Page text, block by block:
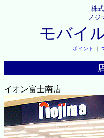
株
ノジ
モバイ
ポイント ｜
イオン富士南店